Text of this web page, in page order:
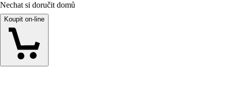
Nechat si doručit domů
Koupit on-line